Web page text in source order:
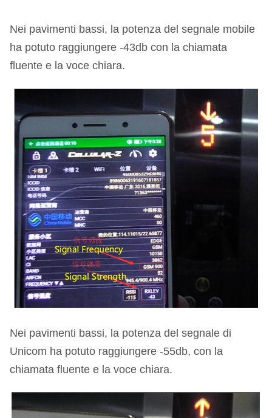
Nei pavimenti bassi, la potenza del segnale mobile
ha potuto raggiungere -43db con la chiamata
fluente e la voce chiara.
Nei pavimenti bassi, la potenza del segnale di
Unicom ha potuto raggiungere -55db, con la
chiamata fluente e la voce chiara.